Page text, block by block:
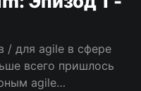
/ для agile в сфере
всего пришлось
agile